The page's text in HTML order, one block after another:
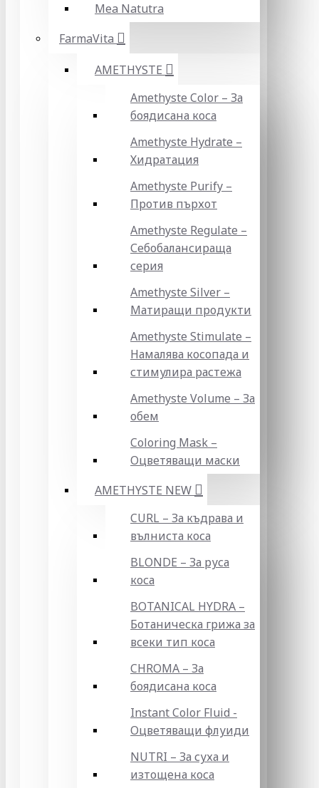
Mea Natutra
FarmaVita
AMETHYSTE
Amethyste Color – За
боядисана коса
Amethyste Hydrate –
Хидратация
Amethyste Purify –
Против пърхот
Amethyste Regulate –
Себобалансираща
серия
Amethyste Silver –
Матиращи продукти
Amethyste Stimulate –
Намалява косопада и
стимулира растежа
Amethyste Volume – За
обем
Coloring Mask –
Оцветяващи маски
AMETHYSTE NEW
CURL – За къдрава и
вълниста коса
BLONDE – За руса
коса
BOTANICAL HYDRA –
Ботаническа грижа за
всеки тип коса
CHROMA – За
боядисана коса
Instant Color Fluid -
Оцветяващи флуиди
NUTRI – За суха и
изтощена коса